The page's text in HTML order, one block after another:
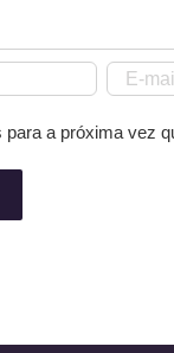
a próxima vez